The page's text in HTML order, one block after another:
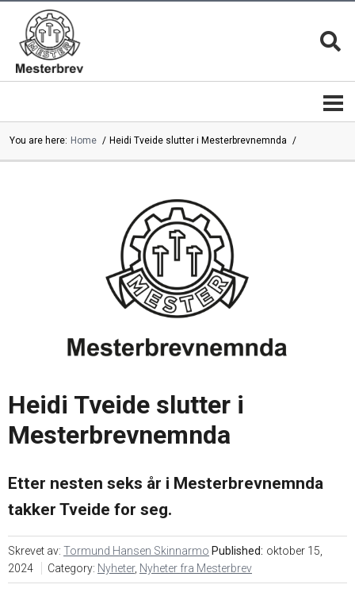
Mesterkvalifikasjonen
Mestermerket
Kontakt
Karriere
mesterbedrifter
13 gode
grunner
Velg
mester
Magasinet
MESTER
Mesterbrevnemndas
årsrapporter
Mestertittelen
i
Søknadsskjema
Ofte
stilte
You are here: Home Heidi Tveide slutter i Mesterbrevnemnda
Heidi Tveide slutter i
Mesterbrevnemnda
Etter nesten seks år i Mesterbrevnemnda
takker Tveide for seg.
Skrevet av: Tormund Hansen Skinnarmo Published: oktober 15,
2024
Category: Nyheter, Nyheter fra Mesterbrev